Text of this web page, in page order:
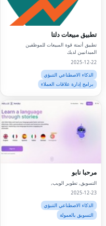
تطبيق مبيعات دلتا
تطبيق أتمتة قوة المبيعات للموظفين
الميدانيين لديك
2025-12-22
الذكاء الاصطناعي التنبؤي
برامج إدارة علاقات العملاء
مرحبا نابو
التسويق, تطوير الويب,
2025-12-23
الذكاء الاصطناعي التنبؤي
التسويق بالعمولة